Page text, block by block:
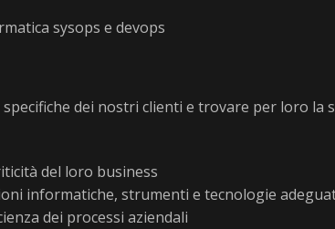
specifiche dei nostri clienti e trovare per loro
del loro business
informatiche, strumenti e tecnologie
dei processi aziendali